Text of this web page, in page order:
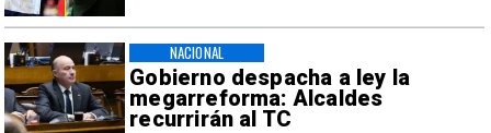
Gobierno despacha a ley la
megarreforma: Alcaldes
recurrirán al TC
NACIONAL